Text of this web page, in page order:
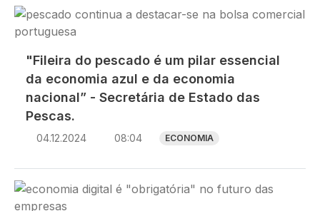
Imagem
"Fileira do pescado é um pilar essencial
da economia azul e da economia
nacional” - Secretária de Estado das
Pescas.
04.12.2024 08:04 ECONOMIA
Imagem